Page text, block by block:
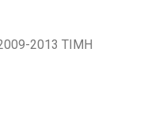
2013 ΤΙΜΗ